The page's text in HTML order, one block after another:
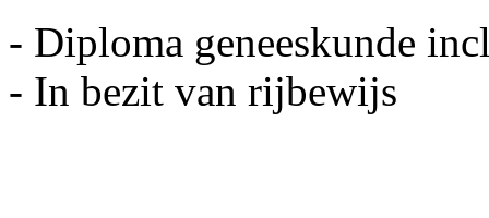
- Diploma geneeskunde
- In bezit van rijbewijs